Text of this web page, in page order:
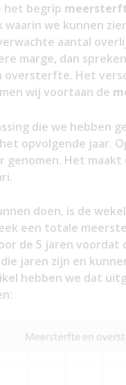
het begrip
we kunnen
aantal
marge, dan
oversterfte. Het
wij voortaan de
die we hebben
opvolgende jaar.
genomen. Het
doen, is de
een totale
de 5 jaren voordat
jaren zijn en
hebben we dat